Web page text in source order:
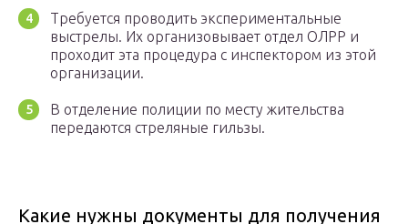
Требуется проводить экспериментальные
выстрелы. Их организовывает отдел ОЛРР и
проходит эта процедура с инспектором из этой
организации.
В отделение полиции по месту жительства
передаются стреляные гильзы.
Какие нужны документы для получения